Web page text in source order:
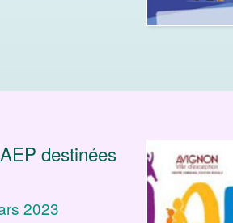
destinées
2023